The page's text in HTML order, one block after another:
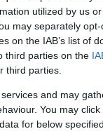
utilized by us
may separately
on the IAB’s list of
third parties on the
third parties.
and may
You may
for below
και ήδη
τους
του
κλεμμένα
με